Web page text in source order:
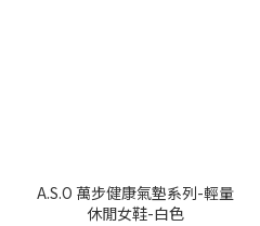
A.S.O 萬步健康氣墊系列-輕量
休閒女鞋-白色